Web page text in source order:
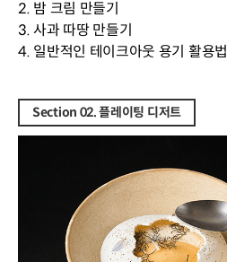
2. 밤 크림 만들기
3. 사과 따땅 만들기
4. 일반적인 테이크아웃 용기 활용법
Section 02. 플레이팅 디저트